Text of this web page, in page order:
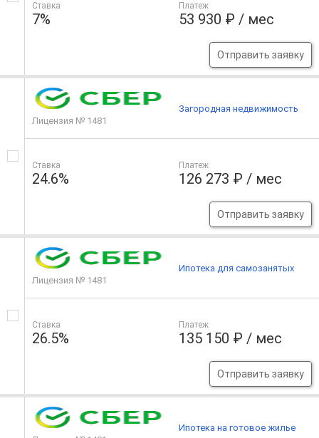
Ставка
7%
Платеж
53 930 ₽ / мес
Отправить заявку
Лицензия № 1481
Ставка
24.6%
Платеж
126 273 ₽ / мес
Отправить заявку
Загородная недвижимость
Лицензия № 1481
Ставка
26.5%
Платеж
135 150 ₽ / мес
Отправить заявку
Ипотека для самозанятых
Ипотека на готовое жилье